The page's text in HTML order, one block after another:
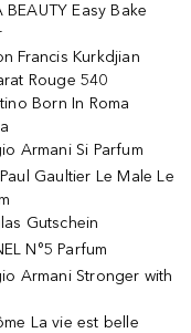
BEAUTY Easy Bake
Francis Kurkdjian
Rouge 540
Born In Roma
Armani Si Parfum
Gaultier Le Male Le
Gutschein
N°5 Parfum
Armani Stronger with
La vie est belle